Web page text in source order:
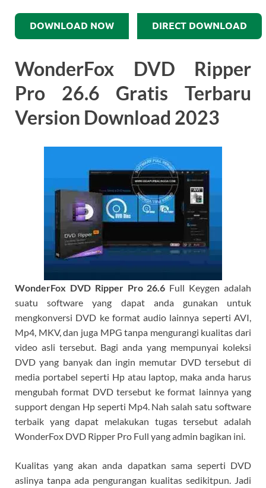
DOWNLOAD NOW DIRECT DOWNLOAD
WonderFox DVD Ripper
Pro 26.6 Gratis Terbaru
Version Download 2023
WonderFox DVD Ripper Pro 26.6 Full Keygen adalah
suatu software yang dapat anda gunakan untuk
mengkonversi DVD ke format audio lainnya seperti AVI,
Mp4, MKV, dan juga MPG tanpa mengurangi kualitas dari
video asli tersebut. Bagi anda yang mempunyai koleksi
DVD yang banyak dan ingin memutar DVD tersebut di
media portabel seperti Hp atau laptop, maka anda harus
mengubah format DVD tersebut ke format lainnya yang
support dengan Hp seperti Mp4. Nah salah satu software
terbaik yang dapat melakukan tugas tersebut adalah
WonderFox DVD Ripper Pro Full yang admin bagikan ini.
Kualitas yang akan anda dapatkan sama seperti DVD
aslinya tanpa ada pengurangan kualitas sedikitpun. Jadi